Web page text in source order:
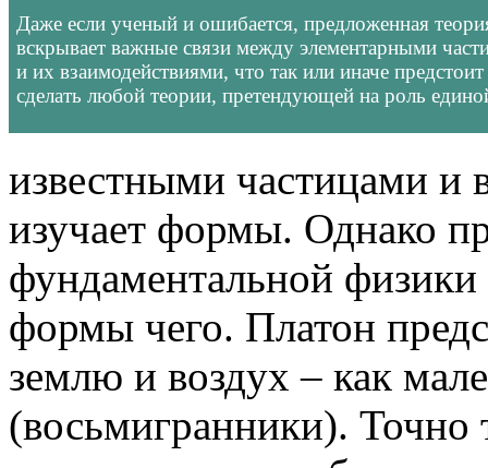
Даже если ученый и ошибается, предложенная
вскрывает важные связи между элементарными
и их взаимодействиями, что так или иначе предстоит
сделать любой теории, претендующей на роль
известными частицами и
изучает формы. Однако
фундаментальной физики
формы чего. Платон
землю и воздух – как
(восьмигранники). Точно